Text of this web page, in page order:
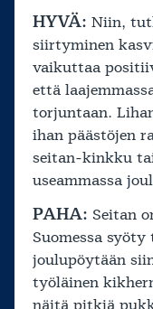
HYVÄ: Niin,
siirtyminen
vaikuttaa
että
torjuntaan.
ihan päästöjen
seitan-kinkku
useammassa
PAHA: Seitan
Suomessa
joulupöytään
työläinen